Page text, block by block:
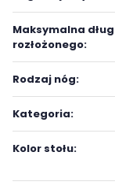
Maksymalna
rozłożonego:
Rodzaj nóg:
Kategoria:
Kolor stołu: